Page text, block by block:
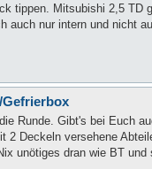
tippen. Mitsubishi 2,5 TD
auch nur intern und nicht
Runde. Gibt's bei Euch
2 Deckeln versehene
unötiges dran wie BT und